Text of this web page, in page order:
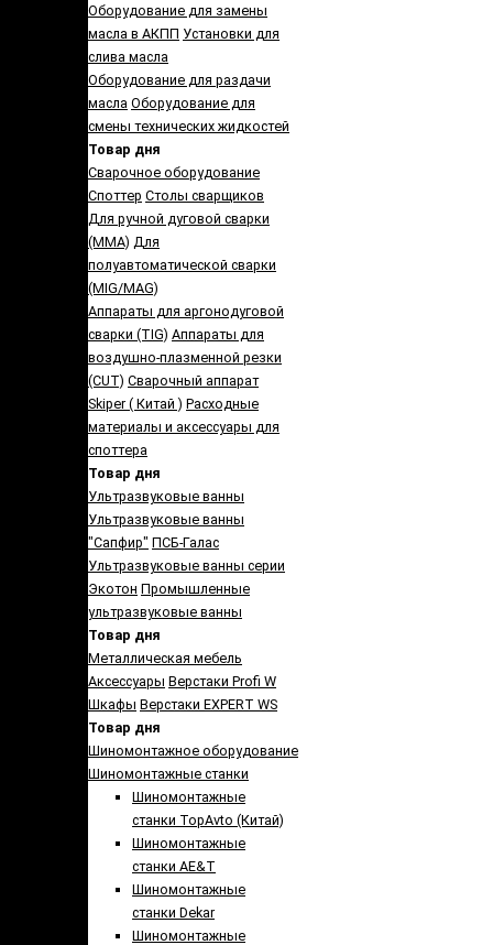
Оборудование для замены
масла в АКПП Установки для
слива масла
Оборудование для раздачи
масла Оборудование для
смены технических жидкостей
Товар дня
Сварочное оборудование
Споттер Столы сварщиков
Для ручной дуговой сварки
(MMA) Для
полуавтоматической сварки
(MIG/MAG)
Аппараты для аргонодуговой
сварки (TIG) Аппараты для
воздушно-плазменной резки
(CUT) Сварочный аппарат
Skiper ( Китай ) Расходные
материалы и аксессуары для
споттера
Товар дня
Ультразвуковые ванны
Ультразвуковые ванны
"Сапфир" ПСБ-Галас
Ультразвуковые ванны серии
Экотон Промышленные
ультразвуковые ванны
Товар дня
Металлическая мебель
Аксессуары Верстаки Profi W
Шкафы Верстаки EXPERT WS
Товар дня
Шиномонтажное оборудование
Шиномонтажные станки
Шиномонтажные
станки TopAvto (Китай)
Шиномонтажные
станки AE&T
Шиномонтажные
станки Dekar
Шиномонтажные